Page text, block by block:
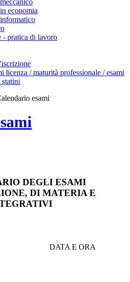
economia
- pratica di lavoro
licenza / maturità professionale / esami
esami
DEGLI ESAMI
DI MATERIA E
DATA E ORA